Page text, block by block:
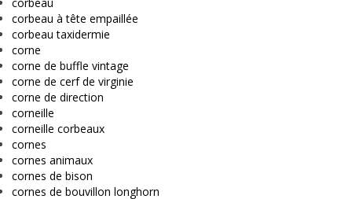
corbeau à tête empaillée
corbeau taxidermie
corne
corne de buffle vintage
corne de cerf de virginie
corne de direction
corneille
corneille corbeaux
cornes
cornes animaux
cornes de bison
cornes de bouvillon longhorn